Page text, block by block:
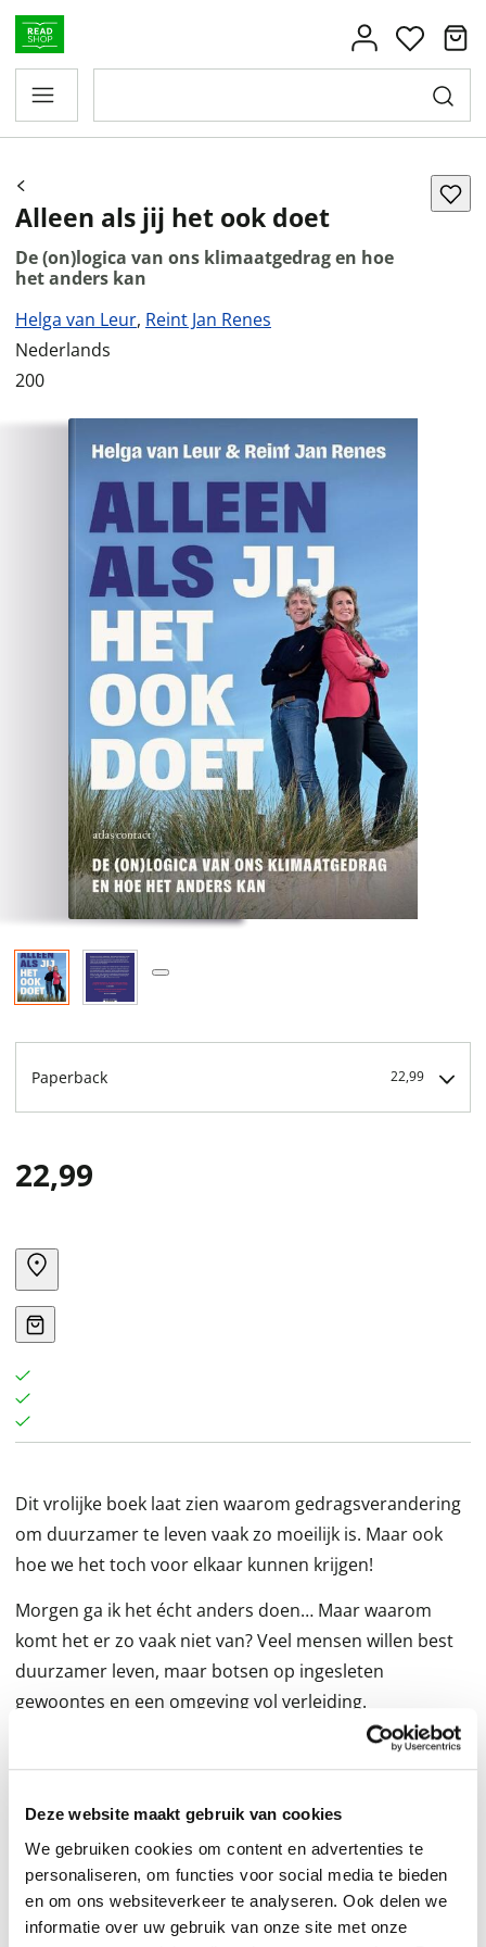
Deze website maakt gebruik van cookies
We gebruiken cookies om content en advertenties te
personaliseren, om functies voor social media te bieden
en om ons websiteverkeer te analyseren. Ook delen we
informatie over uw gebruik van onze site met onze
Alleen als jij het ook doet
De (on)logica van ons klimaatgedrag en hoe
het anders kan
Helga van Leur, Reint Jan Renes
Nederlands
200
Paperback 22,99
22,99
Dit vrolijke boek laat zien waarom gedragsverandering
om duurzamer te leven vaak zo moeilijk is. Maar ook
hoe we het toch voor elkaar kunnen krijgen!
Morgen ga ik het écht anders doen… Maar waarom
komt het er zo vaak niet van? Veel mensen willen best
duurzamer leven, maar botsen op ingesleten
gewoontes en een omgeving vol verleiding.
Meteoroloog Helga van Leur en gedragswetenschapper
Aan de hand van vijf herkenbare innerlijke ‘monsters’
laten ze zien hoe ons (klimaat)gedrag tot stand komt.
Vaker dan we denken maken we onze keuzes